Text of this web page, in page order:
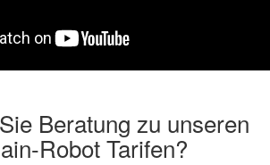
Beratung zu unseren
Robot Tarifen?